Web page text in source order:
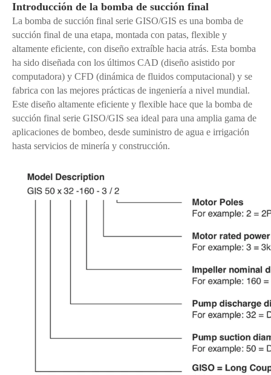
Introducción de la bomba de succión final
La bomba de succión final serie GISO/GIS es una bomba de
succión final de una etapa, montada con patas, flexible y
altamente eficiente, con diseño extraíble hacia atrás. Esta bomba
ha sido diseñada con los últimos CAD (diseño asistido por
computadora) y CFD (dinámica de fluidos computacional) y se
fabrica con las mejores prácticas de ingeniería a nivel mundial.
Este diseño altamente eficiente y flexible hace que la bomba de
succión final serie GISO/GIS sea ideal para una amplia gama de
aplicaciones de bombeo, desde suministro de agua e irrigación
hasta servicios de minería y construcción.